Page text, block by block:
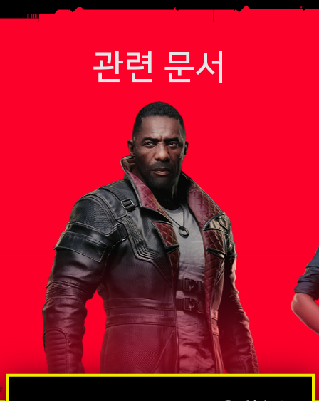
관련 문서
대통령
방대한 규모의 스파이 및 넷러너망
솔로몬 리
도그타운